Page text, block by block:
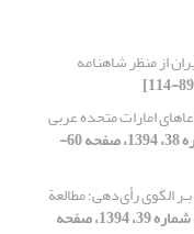
از منظر شاهنامه
امارات متحده عربی
[دوره 11، شماره 38، 1394، صفحه 60-
الگوی رأی‌دهی؛ مطالعة
[دوره 11، شماره 39، 1394، صفحه